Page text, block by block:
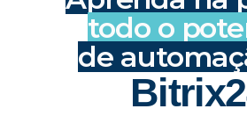
todo o
de